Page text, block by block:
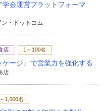
学会運営プラットフォーマ
・ドットコム
店 1～100名
ケージ』で営業力を強化する
店
1,000名